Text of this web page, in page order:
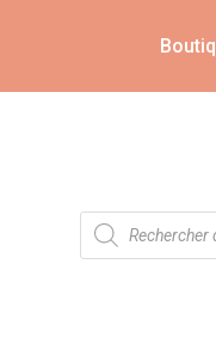
Recherche
de
produits